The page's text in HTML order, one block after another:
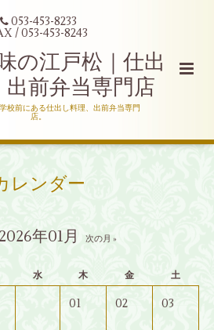
053-453-8233
/ 053-453-8243
の江戸松｜仕出
出前弁当専門店
校前にある仕出し料理、出前弁当専門
店。
レンダー
2026年01月 次の月 »
水 木 金 土
01 02 03